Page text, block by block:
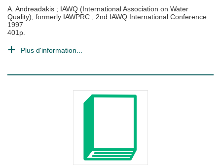
A. Andreadakis ; IAWQ (International Association on Water
Quality), formerly IAWPRC ; 2nd IAWQ International Conference
1997
401p.
Plus d'information...